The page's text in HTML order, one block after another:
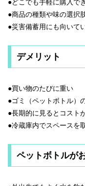
●どこでも手軽に購入で
●商品の種類や味の選択
●災害備蓄用にも向いて
デメリット
●買い物のたびに重い
●ゴミ（ペットボトル）
●長期的に見るとコスト
●冷蔵庫内でスペースを
ペットボトルが